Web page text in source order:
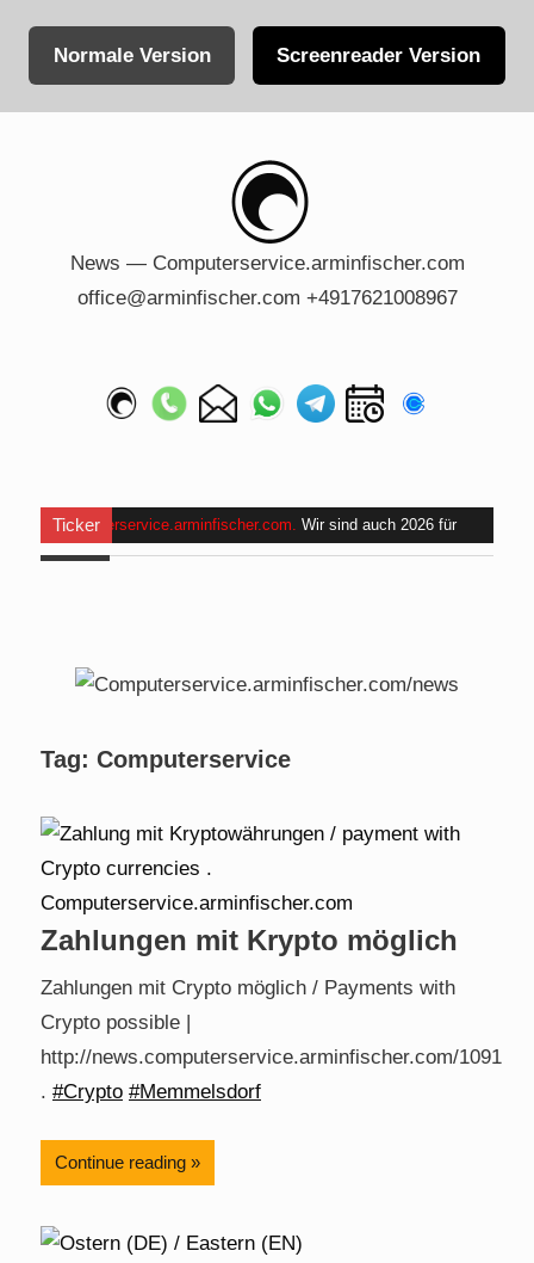
Normale Version Screenreader Version
News — Computerservice.arminfischer.com
office@arminfischer.com +4917621008967
Ticker
Computerservice.arminfischer.com. Wir sind auch 2026 für
Euch da . AmMo, 24.08.2026 bis Fr, 28.08.2026halte ich
bis 15:00 Uhr nicht erreichbar. Am Mi. 26.08.2026 sind wir
Tag: Computerservice
Zahlungen mit Krypto möglich
Zahlungen mit Crypto möglich / Payments with
Crypto possible |
http://news.computerservice.arminfischer.com/1091
. #Crypto #Memmelsdorf
Continue reading